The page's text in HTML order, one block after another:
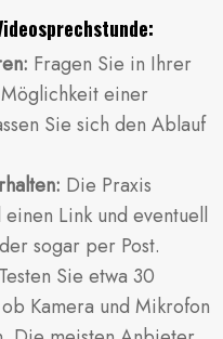
Fragen Sie in Ihrer
einer
Sie sich den Ablauf
Die Praxis
Link und eventuell
sogar per Post.
Testen Sie etwa 30
Kamera und Mikrofon